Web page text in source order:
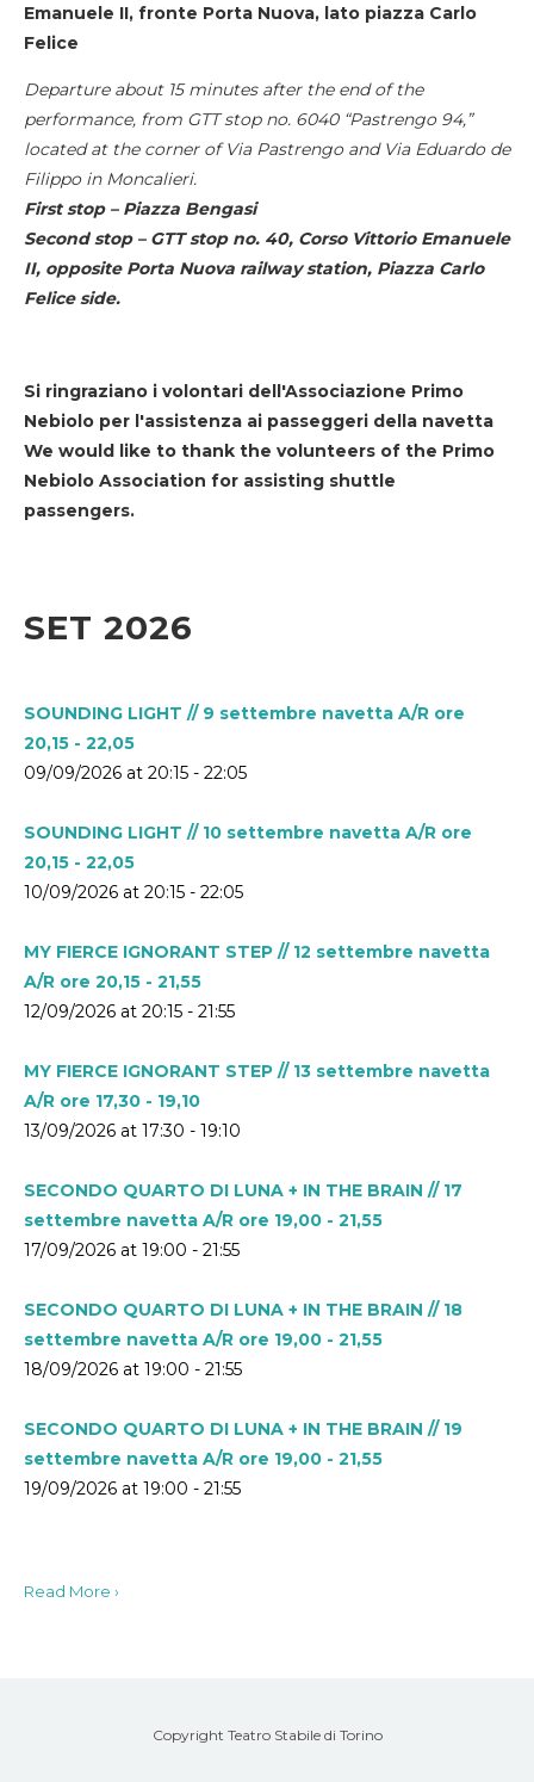
Emanuele II, fronte Porta Nuova, lato piazza Carlo
Felice
Departure about 15 minutes after the end of the
performance, from GTT stop no. 6040 “Pastrengo 94,”
located at the corner of Via Pastrengo and Via Eduardo de
Filippo in Moncalieri.
First stop – Piazza Bengasi
Second stop – GTT stop no. 40, Corso Vittorio Emanuele
II, opposite Porta Nuova railway station, Piazza Carlo
Felice side.
Si ringraziano i volontari dell'Associazione Primo
Nebiolo per l'assistenza ai passeggeri della navetta
We would like to thank the volunteers of the Primo
Nebiolo Association for assisting shuttle
passengers.
SET 2026
SOUNDING LIGHT // 9 settembre navetta A/R ore
20,15 - 22,05
09/09/2026 at 20:15 - 22:05
SOUNDING LIGHT // 10 settembre navetta A/R ore
20,15 - 22,05
10/09/2026 at 20:15 - 22:05
MY FIERCE IGNORANT STEP // 12 settembre navetta
A/R ore 20,15 - 21,55
12/09/2026 at 20:15 - 21:55
MY FIERCE IGNORANT STEP // 13 settembre navetta
A/R ore 17,30 - 19,10
13/09/2026 at 17:30 - 19:10
SECONDO QUARTO DI LUNA + IN THE BRAIN // 17
settembre navetta A/R ore 19,00 - 21,55
17/09/2026 at 19:00 - 21:55
SECONDO QUARTO DI LUNA + IN THE BRAIN // 18
settembre navetta A/R ore 19,00 - 21,55
18/09/2026 at 19:00 - 21:55
SECONDO QUARTO DI LUNA + IN THE BRAIN // 19
settembre navetta A/R ore 19,00 - 21,55
19/09/2026 at 19:00 - 21:55
Read More ›
Copyright Teatro Stabile di Torino